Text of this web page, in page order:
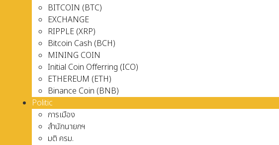
BITCOIN (BTC)
EXCHANGE
RIPPLE (XRP)
Bitcoin Cash (BCH)
MINING COIN
Initial Coin Offerring (ICO)
ETHEREUM (ETH)
Binance Coin (BNB)
Politic
การเมือง
สำนักนายกฯ
มติ ครม.